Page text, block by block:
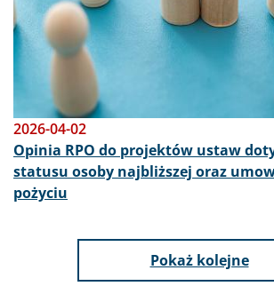
2026-04-02
Opinia RPO do projektów ustaw
statusu osoby najbliższej oraz
pożyciu
Pokaż kolejne